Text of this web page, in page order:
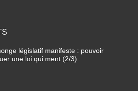
législatif manifeste : pouvoir
une loi qui ment (2/3)